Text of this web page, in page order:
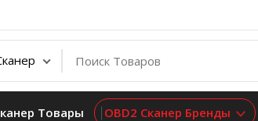
Товары OBD2 Сканер Бренды